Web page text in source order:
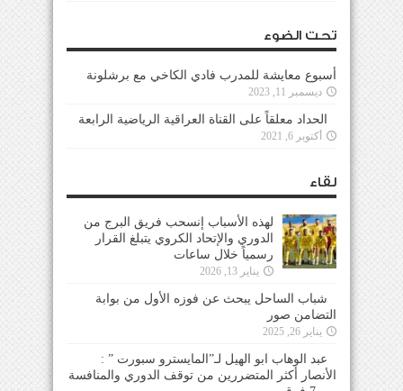
تحت الضوء
أسبوع معايشة للمدرب فادي الكاخي مع برشلونة
ديسمبر 11, 2023
الحداد معلقاً على القناة العراقية الرياضية الرابعة
أكتوبر 6, 2021
لقاء
لهذه الأسباب إنسحب فريق البرج من
الدوري والإتحاد الكروي يتبلغ القرار
رسمياً خلال ساعات
يناير 13, 2026
شباب الساحل يبحث عن فوزه الأول من بوابة
التضامن صور
يناير 26, 2025
عبد الوهاب ابو الهيل لـ”المايسترو سبورت ” :
الأنصار أكثر المتضررين من توقف الدوري والمنافسة